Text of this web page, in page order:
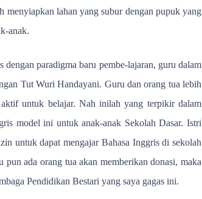
menyiapkan lahan yang subur dengan pupuk yang
anak.
paradigma baru pembe-lajaran, guru dalam
Tut Wuri Handayani. Guru dan orang tua lebih
untuk belajar. Nah inilah yang terpikir dalam
model ini untuk anak-anak Sekolah Dasar. Istri
untuk dapat mengajar Bahasa Inggris di sekolah
ada orang tua akan memberikan donasi, maka
Pendidikan Bestari yang saya gagas ini.